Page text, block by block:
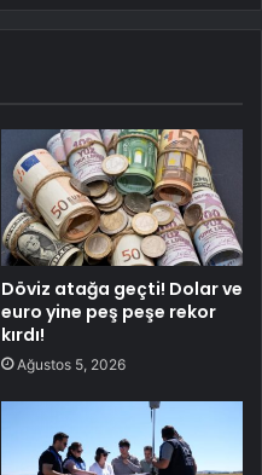
Döviz atağa geçti! Dolar ve
euro yine peş peşe rekor
kırdı!
Ağustos 5, 2026